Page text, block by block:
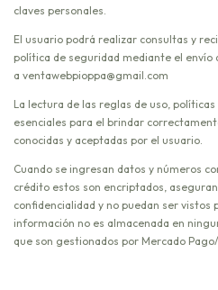
claves personales.
El usuario podrá realizar consultas y
política de seguridad mediante el envío
a ventawebpioppa@gmail.com
La lectura de las reglas de uso,
esenciales para el brindar
conocidas y aceptadas por el usuario.
Cuando se ingresan datos y números
crédito estos son encriptados,
confidencialidad y no puedan ser vistos
información no es almacenada en
que son gestionados por Mercado